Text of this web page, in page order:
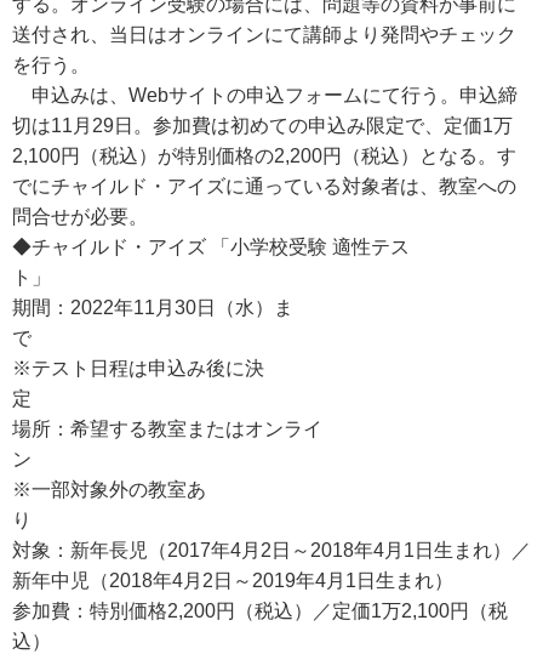
する。オンライン受験の場合には、問題等の資料が事前に
送付され、当日はオンラインにて講師より発問やチェック
を行う。
申込みは、Webサイトの申込フォームにて行う。申込締
切は11月29日。参加費は初めての申込み限定で、定価1万
2,100円（税込）が特別価格の2,200円（税込）となる。す
でにチャイルド・アイズに通っている対象者は、教室への
問合せが必要。
◆チャイルド・アイズ 「小学校受験 適性テス
ト」
期間：2022年11月30日（水）ま
※テスト日程は申込み後に決
場所：希望する教室またはオンライ
※一部対象外の教室あ
対象：新年長児（2017年4月2日～2018年4月1日生まれ）／
新年中児（2018年4月2日～2019年4月1日生まれ）
参加費：特別価格2,200円（税込）／定価1万2,100円（税
込）